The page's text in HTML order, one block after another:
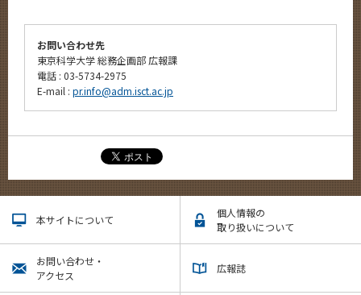
お問い合わせ先
東京科学大学 総務企画部 広報課
電話 : 03-5734-2975
E-mail : pr.info@adm.isct.ac.jp
本サイトについて
個人情報の
取り扱いについて
お問い合わせ・
アクセス
広報誌